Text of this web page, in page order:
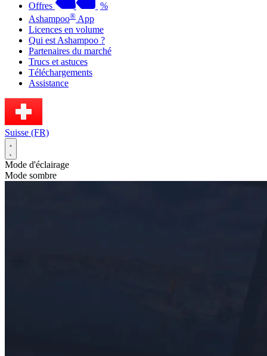
Offres
%
Ashampoo® App
Licences en volume
Qui est Ashampoo ?
Partenaires du marché
Trucs et astuces
Téléchargements
Assistance
Suisse (FR)
Mode d'éclairage
Mode sombre